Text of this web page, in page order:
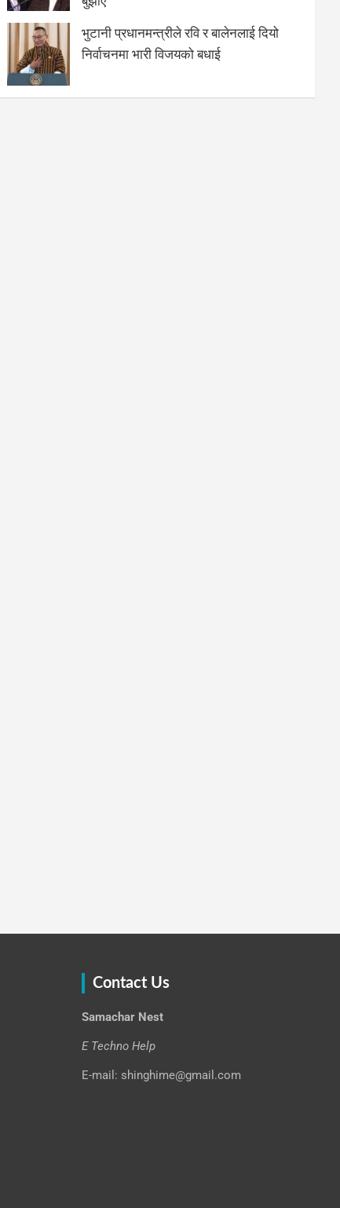
भुटानी प्रधानमन्त्रीले रवि र बालेनलाई दियो
निर्वाचनमा भारी विजयको बधाई
Contact Us
Samachar Nest
E Techno Help
E-mail: shinghime@gmail.com